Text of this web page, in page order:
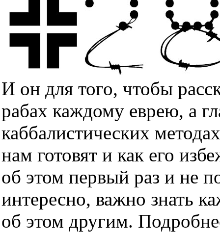
И он для того, чтобы
рабах каждому еврею, а
каббалистических
нам готовят и как его
об этом первый раз и не
интересно, важно знать
об этом другим.